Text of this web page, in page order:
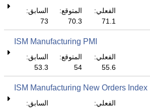
الفعلي:
71.1
المتوقع:
70.3
السابق:
73
ISM Manufacturing PMI
الفعلي:
55.6
المتوقع:
54
السابق:
53.3
ISM Manufacturing New Orders Index
الفعلي:
السابق: